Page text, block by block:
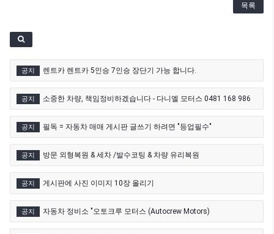
목록
공지 렌트카 렌트카 5인승 7인승 장단기 가능 합니다.
공지 소중한 차량, 책임정비하겠습니다 - 다니엘 모터스 0481 168 986
공지 필독 = 자동차 매매 게시판 글쓰기 하려면 "등업필수"
공지 방문 외형복원 & 세차 /발수코팅 & 차량 유리복원
공지 게시판에 사진 이미지 10장 올리기
공지 자동차 정비소 "오토크루 모터스 (Autocrew Motors)